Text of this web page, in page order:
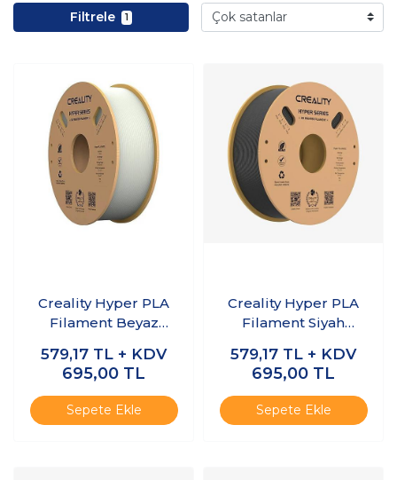
Filtrele 1
Creality Hyper PLA
Filament Beyaz
579,17 TL + KDV
695,00 TL
Sepete Ekle
Creality Hyper PLA
Filament Siyah
579,17 TL + KDV
695,00 TL
Sepete Ekle